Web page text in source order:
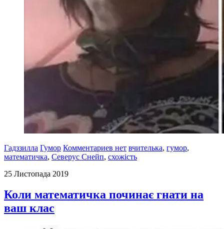
Гадззилла Гумор Комментариев нет вчителька, гумор,
математичка, Северус Снейп, схожість
25 Листопада 2019
Коли математичка починає гнати на
ваш клас